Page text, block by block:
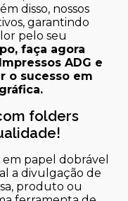
disso, nossos
garantindo
pelo seu
faça agora
ADG e
o sucesso em
folders
em papel dobrável
a divulgação de
produto ou